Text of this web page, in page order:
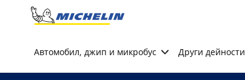
Go to page content
Автомобил, джип и микробус Други дейности